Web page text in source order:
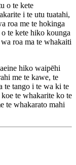
o te kete
i te utu tuatahi,
roa me te hokinga
te kete hiko kounga
roa ma te whakaiti
hiko waipēhi
me te kawe, te
te tango i te wa ki te
te whakarite ko te
te whakarato mahi